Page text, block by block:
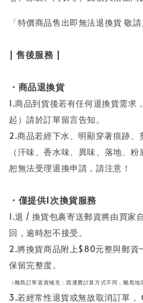
「特價商品售出即無法退換貨 敬請
| 售後服務 |
・商品退換貨
1.商品到貨後若有任何退換貨需求
起）請於訂單留言告知。
2.商品若經下水、明顯穿著痕跡、
（汗味、香水味、異味、落地、粉
恕無法受理退換申請，請注意！
・僅提供1次換貨服務
1.退 / 換貨包裹寄送郵資將由買家
回，逾時恕不接受。
2.將換貨商品附上$80元整與郵資
保留完整度。
（離島訂單退貨補充：因運費計算方式不同，離島
3.若經常性退貨或無故取消訂單，